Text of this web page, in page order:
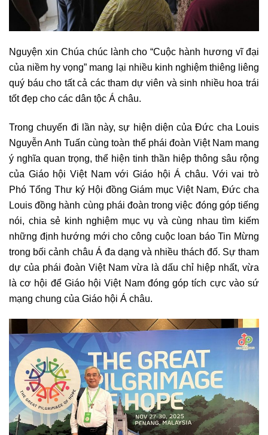
Nguyện xin Chúa chúc lành cho “Cuộc hành hương vĩ đại
của niềm hy vọng” mang lại nhiều kinh nghiệm thiêng liêng
quý báu cho tất cả các tham dự viên và sinh nhiều hoa trái
tốt đẹp cho các dân tộc Á châu.
Trong chuyến đi lần này, sự hiện diện của Đức cha Louis
Nguyễn Anh Tuấn cùng toàn thể phái đoàn Việt Nam mang
ý nghĩa quan trọng, thể hiện tinh thần hiệp thông sâu rộng
của Giáo hội Việt Nam với Giáo hội Á châu. Với vai trò
Phó Tổng Thư ký Hội đồng Giám mục Việt Nam, Đức cha
Louis đồng hành cùng phái đoàn trong việc đóng góp tiếng
nói, chia sẻ kinh nghiệm mục vụ và cùng nhau tìm kiếm
những định hướng mới cho công cuộc loan báo Tin Mừng
trong bối cảnh châu Á đa dạng và nhiều thách đố. Sự tham
dự của phái đoàn Việt Nam vừa là dấu chỉ hiệp nhất, vừa
là cơ hội để Giáo hội Việt Nam đóng góp tích cực vào sứ
mạng chung của Giáo hội Á châu.